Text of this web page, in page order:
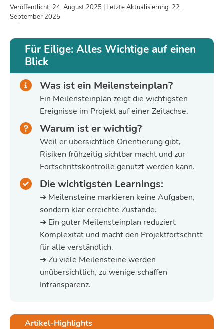
Veröffentlicht: 24. August 2025 | Letzte Aktualisierung: 22.
September 2025
Für Eilige: Alles Wichtige auf einen
Blick
Was ist ein Meilensteinplan?
Ein Meilensteinplan zeigt die wichtigsten
Ereignisse im Projekt auf einer Zeitachse.
Warum ist er wichtig?
Weil er übersichtlich Orientierung gibt,
Risiken frühzeitig sichtbar macht und zur
Fortschrittskontrolle genutzt werden kann.
Die wichtigsten Learnings:
➜ Meilensteine markieren keine Aufgaben,
sondern klar erreichte Zustände.
➜ Ein guter Meilensteinplan reduziert
Komplexität und macht den Projektfortschritt
für alle verständlich.
➜ Zu viele Meilensteine werden
unübersichtlich, zu wenige schaffen
Intransparenz.
Artikel-Highlights